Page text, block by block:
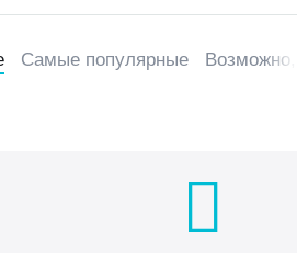
Самые популярные Возможно,